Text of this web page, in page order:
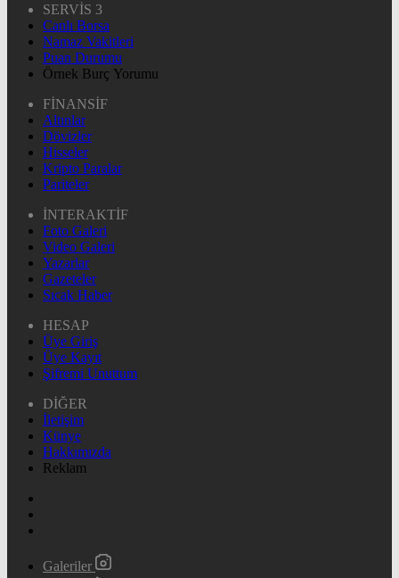
SERVİS 3
Canlı Borsa
Namaz Vakitleri
Puan Durumu
Örnek Burç Yorumu
FİNANSİF
Altınlar
Dövizler
Hisseler
Kripto Paralar
Pariteler
İNTERAKTİF
Foto Galeri
Video Galeri
Yazarlar
Gazeteler
Sıcak Haber
HESAP
Üye Giriş
Üye Kayıt
Şifremi Unuttum
DİĞER
İletişim
Künye
Hakkımızda
Reklam
Galeriler